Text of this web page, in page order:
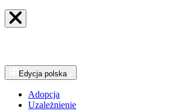
Edycja polska
Adopcja
Uzależnienie